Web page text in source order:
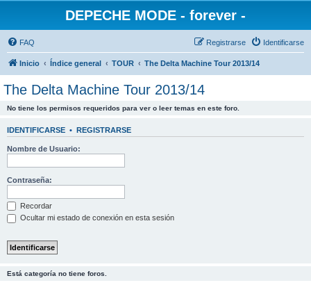
DEPECHE MODE - forever -
FAQ Identificarse
Registrarse
Inicio Índice general TOUR The Delta Machine Tour 2013/14
The Delta Machine Tour 2013/14
No tiene los permisos requeridos para ver o leer temas en este foro.
IDENTIFICARSE • REGISTRARSE
Nombre de Usuario:
Contraseña:
Recordar
Ocultar mi estado de conexión en esta sesión
Está categoría no tiene foros.